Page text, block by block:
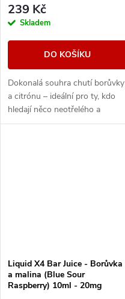
239 Kč
Skladem
DO KOŠÍKU
Dokonalá souhra chutí borůvky
a citrónu – ideální pro ty, kdo
hledají něco neotřelého a
výrazného.
Liquid X4 Bar Juice - Borůvka
a malina (Blue Sour
Raspberry) 10ml - 20mg